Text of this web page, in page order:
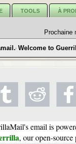
TOOLS À
Prochaine
Welcome to
email is
, our open-source